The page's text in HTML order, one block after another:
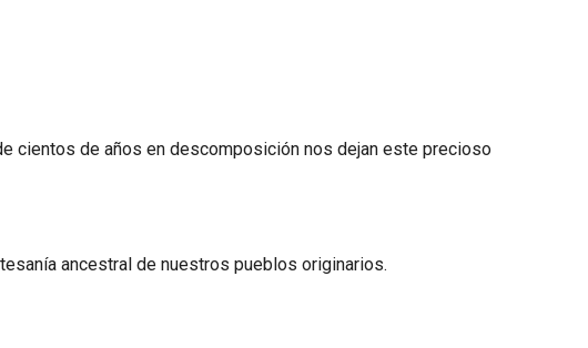
cientos de años en descomposición nos dejan este precioso
ancestral de nuestros pueblos originarios.